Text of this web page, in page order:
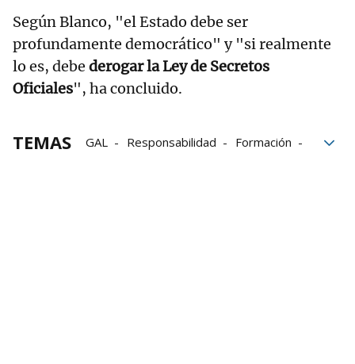
Según Blanco, "el Estado debe ser
profundamente democrático" y "si realmente
lo es, debe derogar la Ley de Secretos
Oficiales", ha concluido.
TEMAS GAL Responsabilidad
Formación